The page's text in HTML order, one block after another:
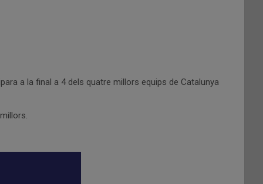
a la final a 4 dels quatre millors equips de Catalunya